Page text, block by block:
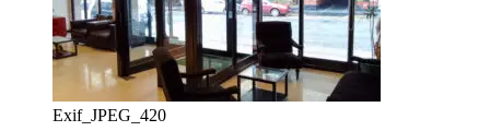
Exif_JPEG_420